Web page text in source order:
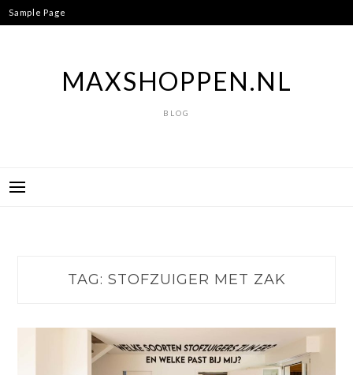
Ga
naar
Sample Page
MAXSHOPPEN.NL
BLOG
TAG: STOFZUIGER MET ZAK